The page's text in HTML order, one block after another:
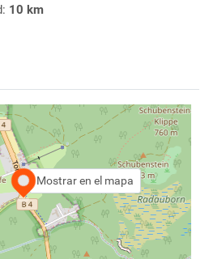
10 km
Mostrar en el mapa